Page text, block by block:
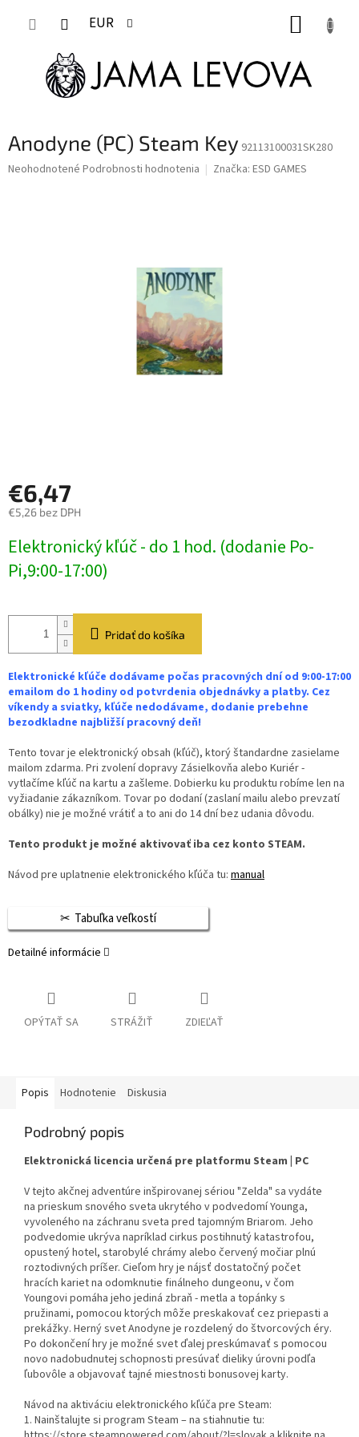
EUR
Anodyne (PC) Steam Key 92113100031SK280
Priemerné
Neohodnotené Podrobnosti hodnotenia Značka: ESD GAMES
€6,47
€5,26 bez DPH
cena:
Elektronický kľúč - do 1 hod. (dodanie Po-
Pi,9:00-17:00)
Pridať do košíka
Elektronické kľúče dodávame počas pracovných dní od 9:00-17:00
emailom do 1 hodiny od potvrdenia objednávky a platby. Cez
víkendy a sviatky, kľúče nedodávame, dodanie prebehne
bezodkladne najbližší pracovný deň!
Tento tovar je elektronický obsah (kľúč), ktorý štandardne zasielame
mailom zdarma. Pri zvolení dopravy Zásielkovňa alebo Kuriér -
vytlačíme kľúč na kartu a zašleme. Dobierku ku produktu robíme len na
vyžiadanie zákazníkom. Tovar po dodaní (zaslaní mailu alebo prevzatí
obálky) nie je možné vrátiť a to ani do 14 dní bez udania dôvodu.
Tento produkt je možné aktivovať iba cez konto STEAM.
Návod pre uplatnenie elektronického kľúča tu: manual
Tabuľka veľkostí
Detailné informácie
OPÝTAŤ SA STRÁŽIŤ ZDIEĽAŤ
Popis Hodnotenie Diskusia
Podrobný popis
Elektronická licencia určená pre platformu Steam | PC
V tejto akčnej adventúre inšpirovanej sériou "Zelda" sa vydáte
na prieskum snového sveta ukrytého v podvedomí Younga,
vyvoleného na záchranu sveta pred tajomným Briarom. Jeho
podvedomie ukrýva napríklad cirkus postihnutý katastrofou,
opustený hotel, starobylé chrámy alebo červený močiar plnú
roztodivných príšer. Cieľom hry je nájsť dostatočný počet
hracích kariet na odomknutie finálneho dungeonu, v čom
Youngovi pomáha jeho jediná zbraň - metla a topánky s
pružinami, pomocou ktorých môže preskakovať cez priepasti a
prekážky. Herný svet Anodyne je rozdelený do štvorcových éry.
Po dokončení hry je možné svet ďalej preskúmavať s pomocou
novo nadobudnutej schopnosti presúvať dieliky úrovni podľa
ľubovôle a objavovať tajné miestnosti bonusovej karty.
Návod na aktiváciu elektronického kľúča pre Steam:
1. Nainštalujte si program Steam – na stiahnutie tu: